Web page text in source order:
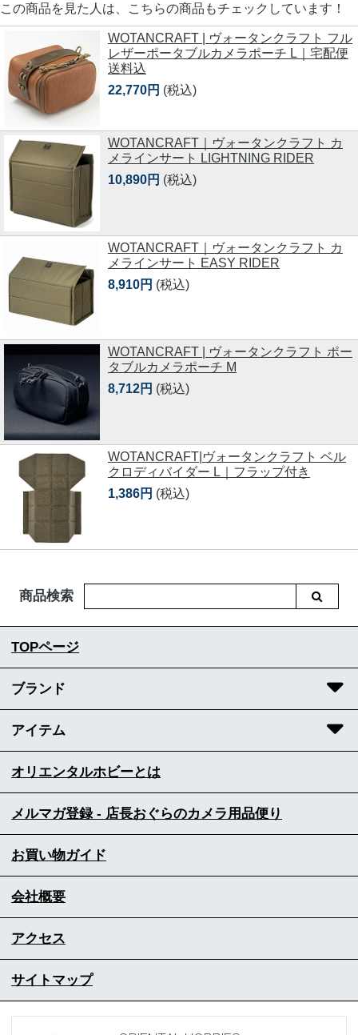
この商品を見た人は、こちらの商品もチェックしています！
WOTANCRAFT | ヴォータンクラフト フル
レザーポータブルカメラポーチ L｜宅配便
送料込
22,770円 (税込)
WOTANCRAFT｜ヴォータンクラフト カ
メラインサート LIGHTNING RIDER
10,890円 (税込)
WOTANCRAFT｜ヴォータンクラフト カ
メラインサート EASY RIDER
8,910円 (税込)
WOTANCRAFT | ヴォータンクラフト ポー
タブルカメラポーチ M
8,712円 (税込)
WOTANCRAFT|ヴォータンクラフト ベル
クロディバイダー L｜フラップ付き
1,386円 (税込)
商品検索
TOPページ
ブランド
アイテム
オリエンタルホビーとは
メルマガ登録 - 店長おぐらのカメラ用品便り
お買い物ガイド
会社概要
アクセス
サイトマップ